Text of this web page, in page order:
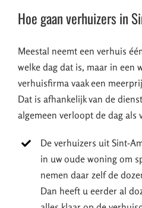
Hoe gaan verhuizers in
Meestal neemt een verhuis
welke dag dat is, maar in een
verhuisfirma vaak een
Dat is afhankelijk van de
algemeen verloopt de dag als
De verhuizers uit Sint-
in uw oude woning om
nemen daar zelf de
Dan heeft u eerder al